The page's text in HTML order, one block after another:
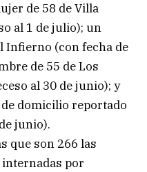
de 58 de Villa
al 1 de julio); un
Infierno (con fecha de
de 55 de Los
al 30 de junio); y
domicilio reportado
junio).
que son 266 las
por